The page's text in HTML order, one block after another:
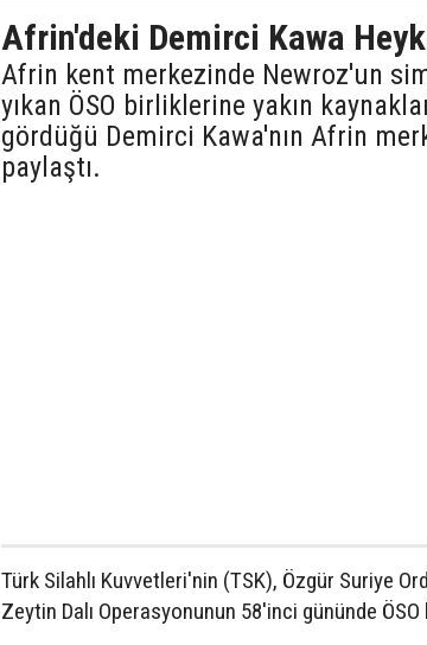
Afrin'deki Demirci Kawa
Afrin kent merkezinde Newroz'un
yıkan ÖSO birliklerine yakın
gördüğü Demirci Kawa'nın Afrin
paylaştı.
Türk Silahlı Kuvvetleri'nin (TSK), Özgür Suriye
Zeytin Dalı Operasyonunun 58'inci gününde